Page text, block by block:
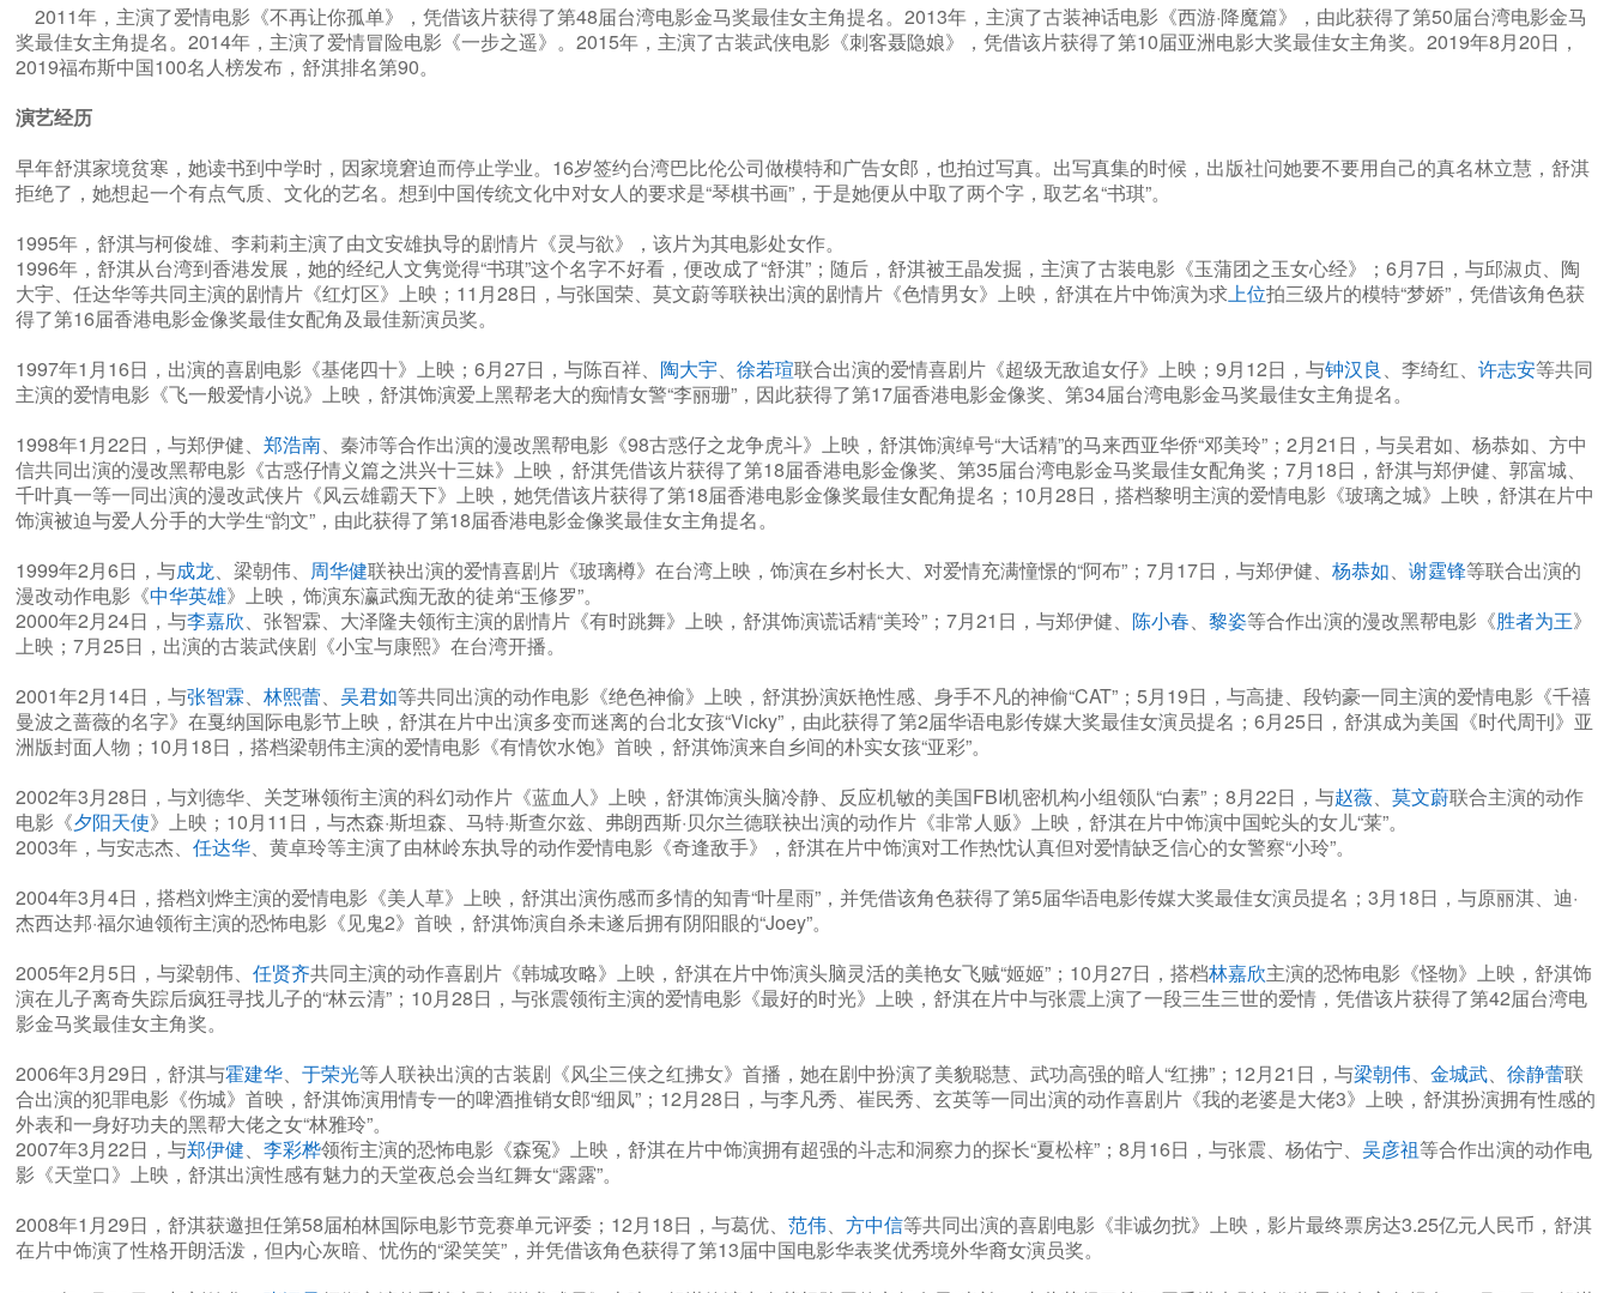
2011年，主演了爱情电影《不再让你孤单》，凭借该片获得了第48届台湾电影金马奖最佳女主角提名。2013年，主演了古装神话电影《西游·降魔篇》，由此获得了第50届台湾电影金马
奖最佳女主角提名。2014年，主演了爱情冒险电影《一步之遥》。2015年，主演了古装武侠电影《刺客聂隐娘》，凭借该片获得了第10届亚洲电影大奖最佳女主角奖。2019年8月20日，
2019福布斯中国100名人榜发布，舒淇排名第90。
演艺经历
早年舒淇家境贫寒，她读书到中学时，因家境窘迫而停止学业。16岁签约台湾巴比伦公司做模特和广告女郎，也拍过写真。出写真集的时候，出版社问她要不要用自己的真名林立慧，舒淇
拒绝了，她想起一个有点气质、文化的艺名。想到中国传统文化中对女人的要求是“琴棋书画”，于是她便从中取了两个字，取艺名“书琪”。
1995年，舒淇与柯俊雄、李莉莉主演了由文安雄执导的剧情片《灵与欲》，该片为其电影处女作。
1996年，舒淇从台湾到香港发展，她的经纪人文隽觉得“书琪”这个名字不好看，便改成了“舒淇”；随后，舒淇被王晶发掘，主演了古装电影《玉蒲团之玉女心经》；6月7日，与邱淑贞、陶
大宇、任达华等共同主演的剧情片《红灯区》上映；11月28日，与张国荣、莫文蔚等联袂出演的剧情片《色情男女》上映，舒淇在片中饰演为求上位拍三级片的模特“梦娇”，凭借该角色获
得了第16届香港电影金像奖最佳女配角及最佳新演员奖。
1997年1月16日，出演的喜剧电影《基佬四十》上映；6月27日，与陈百祥、 陶大宇、 徐若瑄联合出演的爱情喜剧片《超级无敌追女仔》上映；9月12日，与钟汉良 、李绮红、 许志安等共同
主演的爱情电影《飞一般爱情小说》上映，舒淇饰演爱上黑帮老大的痴情女警“李丽珊”，因此获得了第17届香港电影金像奖、第34届台湾电影金马奖最佳女主角提名。
1998年1月22日，与郑伊健、 郑浩南、秦沛等合作出演的漫改黑帮电影《98古惑仔之龙争虎斗》上映，舒淇饰演绰号“大话精”的马来西亚华侨“邓美玲”；2月21日，与吴君如、杨恭如、方中
信共同出演的漫改黑帮电影《古惑仔情义篇之洪兴十三妹》上映，舒淇凭借该片获得了第18届香港电影金像奖、第35届台湾电影金马奖最佳女配角奖；7月18日，舒淇与郑伊健、郭富城、
千叶真一等一同出演的漫改武侠片《风云雄霸天下》上映，她凭借该片获得了第18届香港电影金像奖最佳女配角提名；10月28日，搭档黎明主演的爱情电影《玻璃之城》上映，舒淇在片中
饰演被迫与爱人分手的大学生“韵文”，由此获得了第18届香港电影金像奖最佳女主角提名。
1999年2月6日，与成龙、梁朝伟、 周华健联袂出演的爱情喜剧片《玻璃樽》在台湾上映，饰演在乡村长大、对爱情充满憧憬的“阿布”；7月17日，与郑伊健、 杨恭如、 谢霆锋等联合出演的
漫改动作电影《中华英雄》上映，饰演东瀛武痴无敌的徒弟“玉修罗”。
2000年2月24日，与李嘉欣、张智霖、大泽隆夫领衔主演的剧情片《有时跳舞》上映，舒淇饰演谎话精“美玲”；7月21日，与郑伊健、 陈小春、 黎姿等合作出演的漫改黑帮电影《胜者为王》
上映；7月25日，出演的古装武侠剧《小宝与康熙》在台湾开播。
2001年2月14日，与张智霖、 林熙蕾、 吴君如等共同出演的动作电影《绝色神偷》上映，舒淇扮演妖艳性感、身手不凡的神偷“CAT”；5月19日，与高捷、段钧豪一同主演的爱情电影《千禧
曼波之蔷薇的名字》在戛纳国际电影节上映，舒淇在片中出演多变而迷离的台北女孩“Vicky”，由此获得了第2届华语电影传媒大奖最佳女演员提名；6月25日，舒淇成为美国《时代周刊》亚
洲版封面人物；10月18日，搭档梁朝伟主演的爱情电影《有情饮水饱》首映，舒淇饰演来自乡间的朴实女孩“亚彩”。
2002年3月28日，与刘德华、关芝琳领衔主演的科幻动作片《蓝血人》上映，舒淇饰演头脑冷静、反应机敏的美国FBI机密机构小组领队“白素”；8月22日，与赵薇、 莫文蔚联合主演的动作
电影《夕阳天使》上映；10月11日，与杰森·斯坦森、马特·斯查尔兹、弗朗西斯·贝尔兰德联袂出演的动作片《非常人贩》上映，舒淇在片中饰演中国蛇头的女儿“莱”。
2003年，与安志杰、 任达华、黄卓玲等主演了由林岭东执导的动作爱情电影《奇逢敌手》，舒淇在片中饰演对工作热忱认真但对爱情缺乏信心的女警察“小玲”。
2004年3月4日，搭档刘烨主演的爱情电影《美人草》上映，舒淇出演伤感而多情的知青“叶星雨”，并凭借该角色获得了第5届华语电影传媒大奖最佳女演员提名；3月18日，与原丽淇、迪·
杰西达邦·福尔迪领衔主演的恐怖电影《见鬼2》首映，舒淇饰演自杀未遂后拥有阴阳眼的“Joey”。
2005年2月5日，与梁朝伟、 任贤齐共同主演的动作喜剧片《韩城攻略》上映，舒淇在片中饰演头脑灵活的美艳女飞贼“姬姬”；10月27日，搭档林嘉欣主演的恐怖电影《怪物》上映，舒淇饰
演在儿子离奇失踪后疯狂寻找儿子的“林云清”；10月28日，与张震领衔主演的爱情电影《最好的时光》上映，舒淇在片中与张震上演了一段三生三世的爱情，凭借该片获得了第42届台湾电
影金马奖最佳女主角奖。
2006年3月29日，舒淇与霍建华、 于荣光等人联袂出演的古装剧《风尘三侠之红拂女》首播，她在剧中扮演了美貌聪慧、武功高强的暗人“红拂”；12月21日，与梁朝伟、 金城武、 徐静蕾联
合出演的犯罪电影《伤城》首映，舒淇饰演用情专一的啤酒推销女郎“细凤”；12月28日，与李凡秀、崔民秀、玄英等一同出演的动作喜剧片《我的老婆是大佬3》上映，舒淇扮演拥有性感的
外表和一身好功夫的黑帮大佬之女“林雅玲”。
2007年3月22日，与郑伊健、 李彩桦领衔主演的恐怖电影《森冤》上映，舒淇在片中饰演拥有超强的斗志和洞察力的探长“夏松梓”；8月16日，与张震、杨佑宁、 吴彦祖等合作出演的动作电
影《天堂口》上映，舒淇出演性感有魅力的天堂夜总会当红舞女“露露”。
2008年1月29日，舒淇获邀担任第58届柏林国际电影节竞赛单元评委；12月18日，与葛优、 范伟、 方中信等共同出演的喜剧电影《非诚勿扰》上映，影片最终票房达3.25亿元人民币，舒淇
在片中饰演了性格开朗活泼，但内心灰暗、忧伤的“梁笑笑”，并凭借该角色获得了第13届中国电影华表奖优秀境外华裔女演员奖。